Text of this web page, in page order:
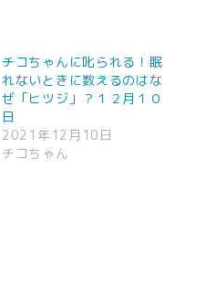
チコちゃんに叱られる！眠
れないときに数えるのはな
ぜ「ヒツジ」？１２月１０
日
2021年12月10日
チコちゃん